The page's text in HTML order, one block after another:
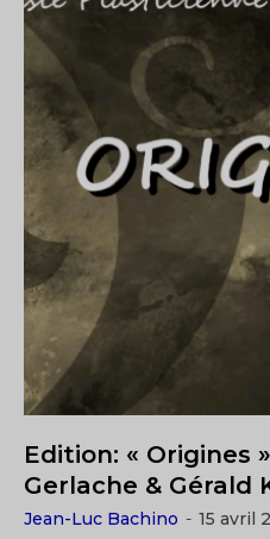
Edition: « Origines
Gerlache & Gérald
Jean-Luc Bachino - 15 avril